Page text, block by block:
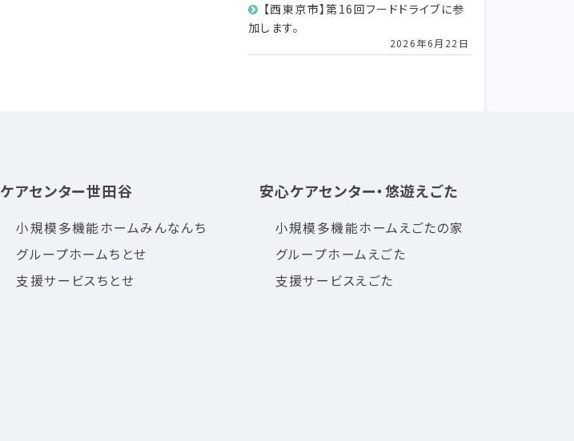
【西東京市】第16回フードドライブに参
加します。
2026年6月22日
ケアセンター世田谷
小規模多機能ホームみんなんち
グループホームちとせ
支援サービスちとせ
安心ケアセンター・悠遊えごた
小規模多機能ホームえごたの家
グループホームえごた
支援サービスえごた